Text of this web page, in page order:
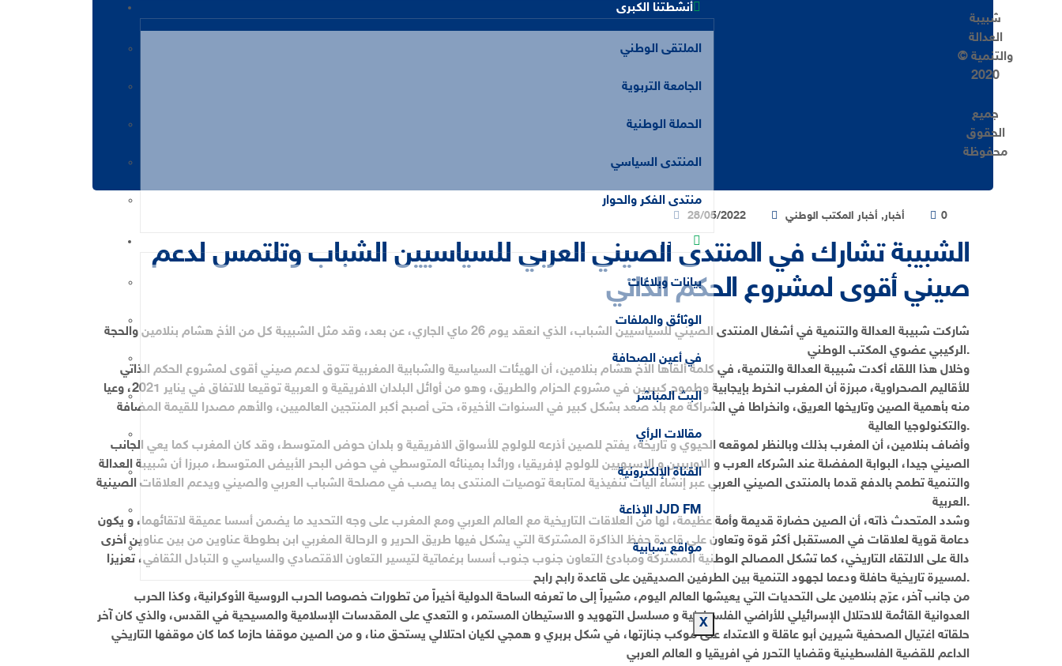
أنشطتنا الكبرى
الملتقى الوطني
الجامعة التربوية
الحملة الوطنية
المنتدى السياسي
منتدى الفكر والحوار
فضاء الإعلام
بيانات وبلاغات
الوثائق والملفات
في أعين الصحافة
البث المباشر
مقالات الرأي
القناة الإلكترونية
الإذاعة JJD FM
مواقع شبابية
X
شبيبة
العدالة
والتنمية ©
2020
جميع
الحقوق
محفوظة
28/05/2022 أخبار, أخبار المكتب الوطني 0
الشبيبة تشارك في المنتدى الصيني العربي للسياسيين الشباب وتلتمس لدعم
صيني أقوى لمشروع الحكم الذاتي
شاركت شبيبة العدالة والتنمية في أشغال المنتدى الصيني للسياسيين الشباب، الذي انعقد يوم 26 ماي الجاري، عن بعد، وقد مثل الشبيبة كل من الأخ هشام بنلامين والحجة
الركيبي عضوي المكتب الوطني.
وخلال هذا اللقاء أكدت شبيبة العدالة والتنمية، في كلمة ألقاها الأخ هشام بنلامين، أن الهيئات السياسية والشبابية المغربية تتوق لدعم صيني أقوى لمشروع الحكم الذاتي
للأقاليم الصحراوية، مبرزة أن المغرب انخرط بإيجابية وطموح كبيرين في مشروع الحزام والطريق، وهو من أوائل البلدان الافريقية و العربية توقيعا للاتفاق في يناير 2021، وعيا
منه بأهمية الصين وتاريخها العريق، وانخراطا في الشراكة مع بلد صعد بشكل كبير في السنوات الأخيرة، حتى أصبح أكبر المنتجين العالميين، والأهم مصدرا للقيمة المضافة
والتكنولوجيا العالية.
وأضاف بنلامين، أن المغرب بذلك وبالنظر لموقعه الحيوي و تاريخه، يفتح للصين أذرعه للولوج للأسواق الافريقية و بلدان حوض المتوسط، وقد كان المغرب كما يعي الجانب
الصيني جيدا، البوابة المفضلة عند الشركاء العرب و الاوربيين و الاسيويين للولوج لإفريقيا، ورائدا بمينائه المتوسطي في حوض البحر الأبيض المتوسط، مبرزا أن شبيبة العدالة
والتنمية تطمح بالدفع قدما بالمنتدى الصيني العربي عبر إنشاء اليات تنفيذية لمتابعة توصيات المنتدى بما يصب في مصلحة الشباب العربي والصيني ويدعم العلاقات الصينية
العربية.
وشدد المتحدث ذاته، أن الصين حضارة قديمة وأمة عظيمة، لها من العلاقات التاريخية مع العالم العربي ومع المغرب على وجه التحديد ما يضمن أسسا عميقة لاتقائهما، و يكون
دعامة قوية لعلاقات في المستقبل أكثر قوة وتعاون على قاعدة حفظ الذاكرة المشتركة التي يشكل فيها طريق الحرير و الرحالة المغربي ابن بطوطة عناوين من بين عناوين أخرى
دالة على الالتقاء التاريخي، كما تشكل المصالح الوطنية المشتركة ومبادئ التعاون جنوب جنوب أسسا برغماتية لتيسير التعاون الاقتصادي والسياسي و التبادل الثقافي، تعزيزا
لمسيرة تاريخية حافلة ودعما لجهود التنمية بين الطرفين الصديقين على قاعدة رابح رابح.
من جانب آخر، عرّج بنلامين على التحديات التي يعيشها العالم اليوم، مشيراً إلى ما تعرفه الساحة الدولية أخيراً من تطورات خصوصا الحرب الروسية الأوكرانية، وكذا الحرب
العدوانية القائمة للاحتلال الإسرائيلي للأراضي الفلسطينية و مسلسل التهويد و الاستيطان المستمر، و التعدي على المقدسات الإسلامية والمسيحية في القدس، والذي كان آخر
حلقاته اغتيال الصحفية شيرين أبو عاقلة و الاعتداء على موكب جنازتها، في شكل بربري و همجي لكيان احتلالي يستحق منا، و من الصين موقفا حازما كما كان موقفها التاريخي
الداعم للقضية الفلسطينية وقضايا التحرر في افريقيا و العالم العربي